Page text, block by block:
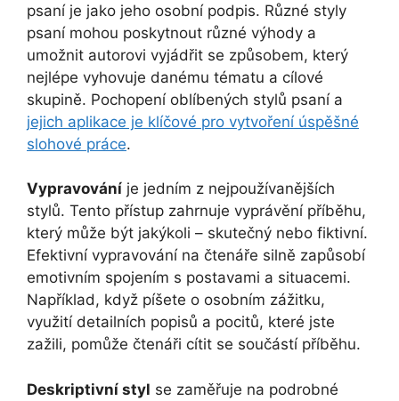
psaní je jako jeho osobní podpis. Různé styly
psaní mohou poskytnout různé výhody a
umožnit autorovi vyjádřit se způsobem, který
nejlépe vyhovuje danému tématu a cílové
skupině. Pochopení oblíbených stylů psaní a
jejich aplikace je klíčové pro vytvoření úspěšné
slohové práce.
Vypravování je jedním z nejpoužívanějších
stylů. Tento přístup zahrnuje vyprávění příběhu,
který může být jakýkoli – skutečný nebo fiktivní.
Efektivní vypravování na čtenáře silně zapůsobí
emotivním spojením s postavami a situacemi.
Například, když píšete o osobním zážitku,
využití detailních popisů a pocitů, které jste
zažili, pomůže čtenáři cítit se součástí příběhu.
Deskriptivní styl se zaměřuje na podrobné